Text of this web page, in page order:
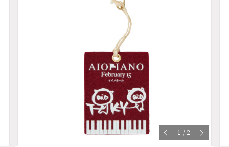
1 / 2